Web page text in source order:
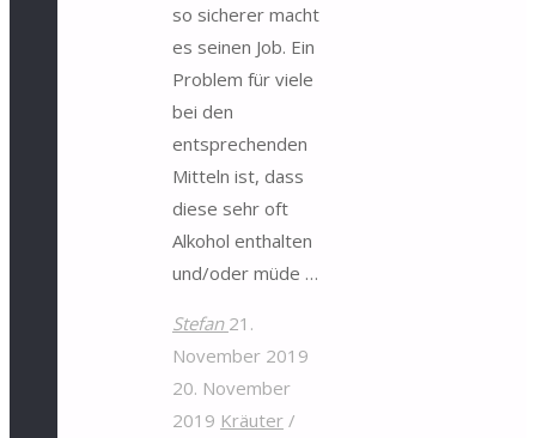
so sicherer macht
es seinen Job. Ein
Problem für viele
bei den
entsprechenden
Mitteln ist, dass
diese sehr oft
Alkohol enthalten
und/oder müde …
Stefan 21.
November 2019
20. November
2019 Kräuter/